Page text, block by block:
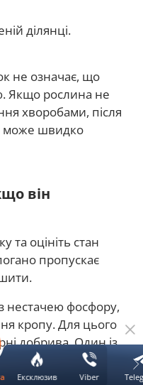
ділянці.
не означає, що
Якщо рослина не
хворобами, після
може швидко
він
та оцініть стан
пропускає
нестачею фосфору,
кропу. Для цього
добрива. Один із
15-20 г
полити рослини
Ексклюзив Viber